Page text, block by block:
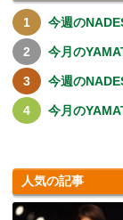
今週の
今月の
今週の
今月の
人気の記事